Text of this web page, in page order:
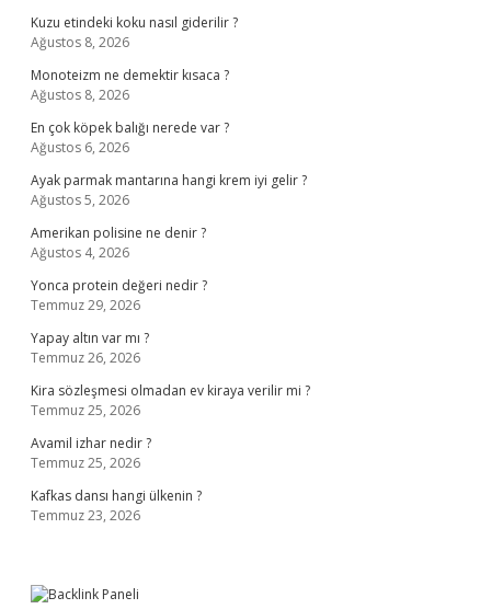
Kuzu etindeki koku nasıl giderilir ?
Ağustos 8, 2026
Monoteizm ne demektir kısaca ?
Ağustos 8, 2026
En çok köpek balığı nerede var ?
Ağustos 6, 2026
Ayak parmak mantarına hangi krem iyi gelir ?
Ağustos 5, 2026
Amerikan polisine ne denir ?
Ağustos 4, 2026
Yonca protein değeri nedir ?
Temmuz 29, 2026
Yapay altın var mı ?
Temmuz 26, 2026
Kira sözleşmesi olmadan ev kiraya verilir mi ?
Temmuz 25, 2026
Avamil izhar nedir ?
Temmuz 25, 2026
Kafkas dansı hangi ülkenin ?
Temmuz 23, 2026